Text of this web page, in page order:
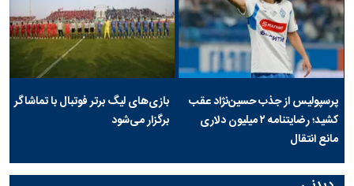
پرسپولیس از جذب حسین‌نژاد عقب
کشید؛ رضایتنامه ۲ میلیون دلاری
مانع انتقال
بازی‌های لیگ برتر فوتبال با تماشاگر
برگزار می‌شود